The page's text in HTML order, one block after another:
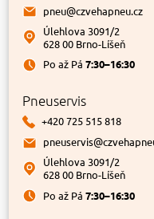
pneu@czvehapneu.cz
Úlehlova 3091/2
628 00 Brno-Líšeň
Po až Pá7:30–16:30
Pneuservis
+420 725 515 818
Úlehlova 3091/2
628 00 Brno-Líšeň
Po až Pá7:30–16:30